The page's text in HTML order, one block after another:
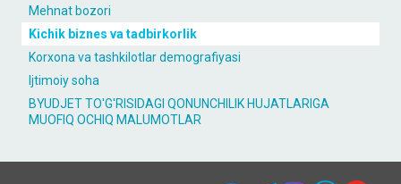
Mehnat bozori
Kichik biznes va tadbirkorlik
Korxona va tashkilotlar demografiyasi
Ijtimoiy soha
BYUDJET TO'G'RISIDAGI QONUNCHILIK HUJATLARIGA
MUOFIQ OCHIQ MALUMOTLAR